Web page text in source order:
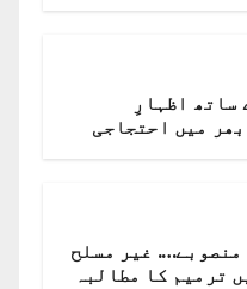
ساتھ اظہارِ
میں احتجاجی
منصوبے…. غیر مسلح
ترمیم کا مطالبہ